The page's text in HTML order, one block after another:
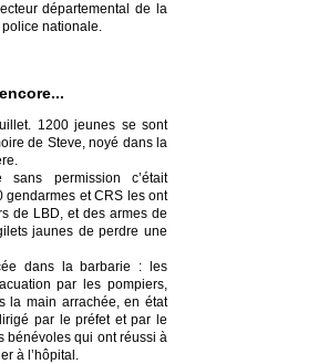
départemental de la
nationale.
1200 jeunes se sont
de Steve, noyé dans la
permission c’était
gendarmes et CRS les ont
de LBD, et des armes de
jaunes de perdre une
dans la barbarie : les
par les pompiers,
la main arrachée, en état
par le préfet et par le
bénévoles qui ont réussi à
à l’hôpital.